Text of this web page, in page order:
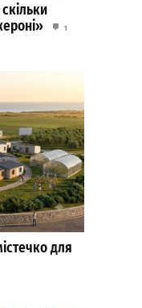
1
для